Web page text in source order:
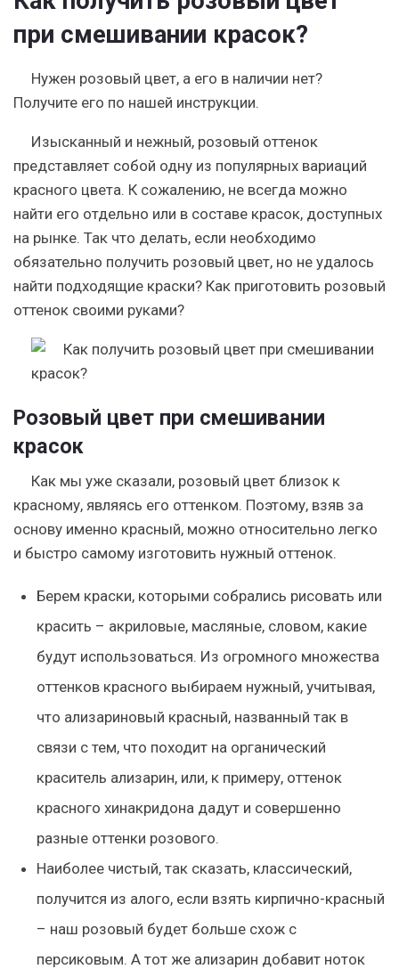
при смешивании красок?
Нужен розовый цвет, а его в наличии нет?
Получите его по нашей инструкции.
Изысканный и нежный, розовый оттенок
представляет собой одну из популярных вариаций
красного цвета. К сожалению, не всегда можно
найти его отдельно или в составе красок, доступных
на рынке. Так что делать, если необходимо
обязательно получить розовый цвет, но не удалось
найти подходящие краски? Как приготовить розовый
оттенок своими руками?
Розовый цвет при смешивании
красок
Как мы уже сказали, розовый цвет близок к
красному, являясь его оттенком. Поэтому, взяв за
основу именно красный, можно относительно легко
и быстро самому изготовить нужный оттенок.
Берем краски, которыми собрались рисовать или
красить – акриловые, масляные, словом, какие
будут использоваться. Из огромного множества
оттенков красного выбираем нужный, учитывая,
что ализариновый красный, названный так в
связи с тем, что походит на органический
краситель ализарин, или, к примеру, оттенок
красного хинакридона дадут и совершенно
разные оттенки розового.
Наиболее чистый, так сказать, классический,
получится из алого, если взять кирпично-красный
– наш розовый будет больше схож с
персиковым. А тот же ализарин добавит ноток